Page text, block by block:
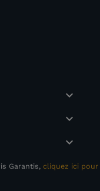



Garantis, cliquez ici pour